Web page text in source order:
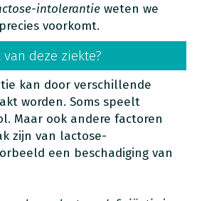
intolerantie weten we
voorkomt.
deze ziekte?
kan door verschillende
worden. Soms speelt
Maar ook andere factoren
zijn van lactose-
een beschadiging van